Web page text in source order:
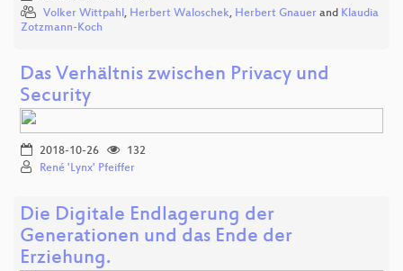
Volker Wittpahl, Herbert Waloschek, Herbert Gnauer and Klaudia
Zotzmann-Koch
Das Verhältnis zwischen Privacy und
Security
2018-10-26
132
René 'Lynx' Pfeiffer
Die Digitale Endlagerung der
Generationen und das Ende der
Erziehung.